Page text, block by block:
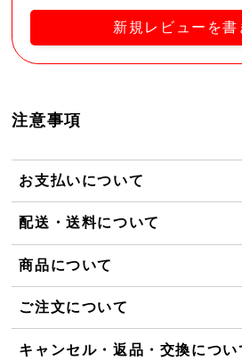
新規レビューを書
注意事項
お支払いについて
配送・送料について
商品について
ご注文について
キャンセル・返品・交換につい